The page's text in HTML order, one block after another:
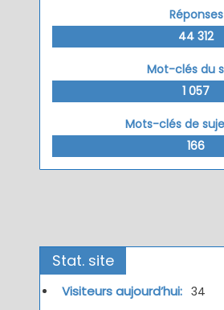
Réponses
44 312
Mot-clés du
1 057
Mots-clés de
166
Stat. site
Visiteurs aujourd’hui: 34